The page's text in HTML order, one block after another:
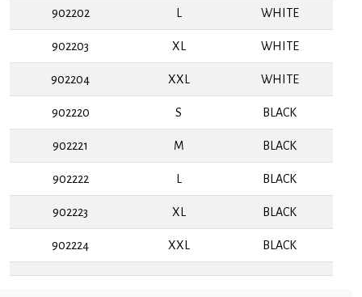
902202 WHITE
902203 XL WHITE
902204 XXL WHITE
902220 S BLACK
902221 M BLACK
902222 BLACK
902223 XL BLACK
902224 XXL BLACK